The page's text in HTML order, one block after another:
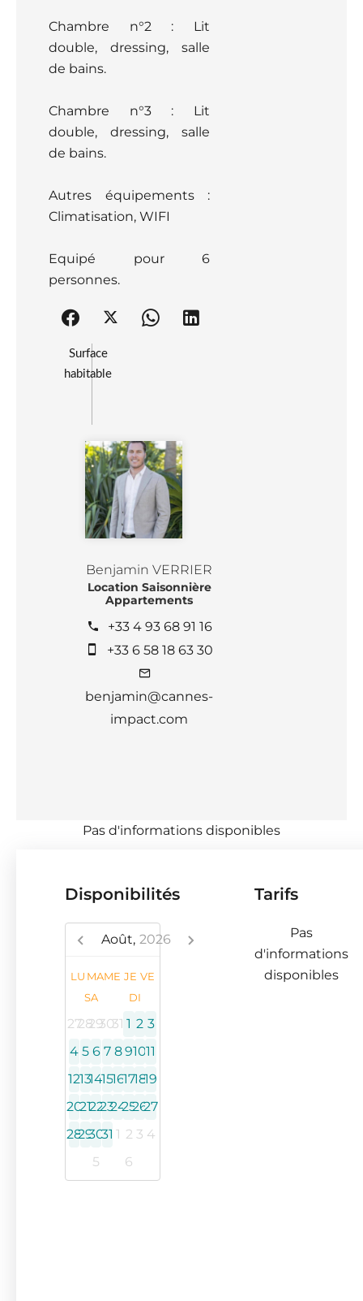
Surface
habitable
Benjamin VERRIER
Location Saisonnière
Appartements
+33 4 93 68 91 16
+33 6 58 18 63 30
benjamin@cannes-
impact.com
Chambre n°2 : Lit
double, dressing, salle
de bains.
Chambre n°3 : Lit
double, dressing, salle
de bains.
Autres équipements :
Climatisation, WIFI
Equipé pour 6
personnes.
Pas d'informations disponibles
Disponibilités
Août, 2026
LU MAME JE VE
SA
DI
2728293031 1 2 3
4 5 6 7 891011
1213141516171819
2021222324252627
28293031 1 2 3 4
5
6
Tarifs
Pas
d'informations
disponibles